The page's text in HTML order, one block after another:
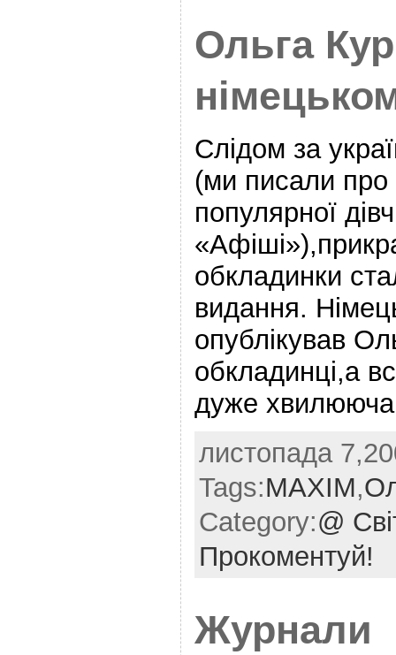
Ольга
Слідом за
(ми писали про
популярної
обкладинки
видання.
опублікував
обкладинці,а
дуже хвилююча
листопада
Tags:MAXIM,
Category:@
Прокоментуй!
Журнали